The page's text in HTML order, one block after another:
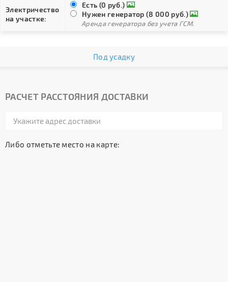
Электричество
на участке:
Есть (0 руб.)
Нужен генератор (8 000 руб.)
Аренда генератора без учета ГСМ.
Под усадку
РАСЧЕТ РАССТОЯНИЯ ДОСТАВКИ
Либо отметьте место на карте: